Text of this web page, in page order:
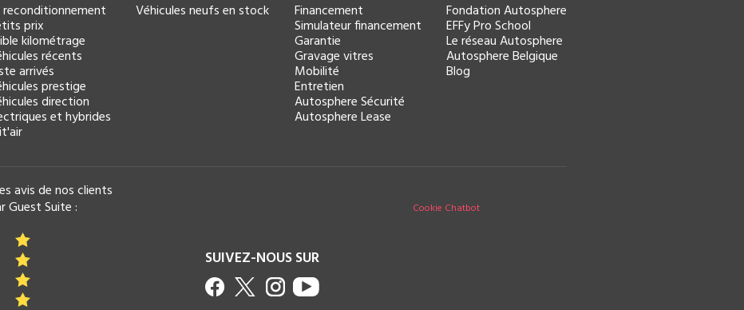
reconditionnement
prix
kilométrage
récents
arrivés
prestige
direction
et hybrides
Véhicules neufs en stock Financement
Simulateur financement
Garantie
Gravage vitres
Mobilité
Entretien
Autosphere Sécurité
Autosphere Lease
Fondation Autosphere
EFFy Pro School
Le réseau Autosphere
Autosphere Belgique
Blog
avis de nos clients
Guest Suite :
SUIVEZ-NOUS SUR
Cookie Chatbot